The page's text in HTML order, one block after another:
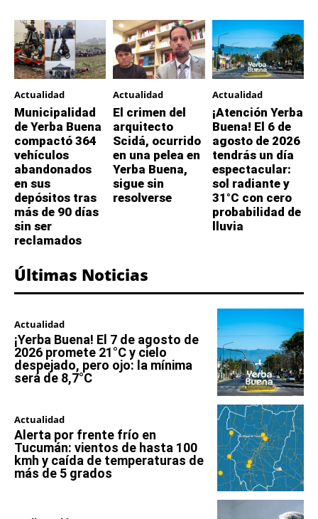
Actualidad
Municipalidad
de Yerba Buena
compactó 364
vehículos
abandonados
en sus
depósitos tras
más de 90 días
sin ser
reclamados
Actualidad
El crimen del
arquitecto
Scidá, ocurrido
en una pelea en
Yerba Buena,
sigue sin
resolverse
Actualidad
¡Atención Yerba
Buena! El 6 de
agosto de 2026
tendrás un día
espectacular:
sol radiante y
31°C con cero
probabilidad de
lluvia
Últimas Noticias
Actualidad
¡Yerba Buena! El 7 de agosto de
2026 promete 21°C y cielo
despejado, pero ojo: la mínima
será de 8,7°C
Actualidad
Alerta por frente frío en
Tucumán: vientos de hasta 100
kmh y caída de temperaturas de
más de 5 grados